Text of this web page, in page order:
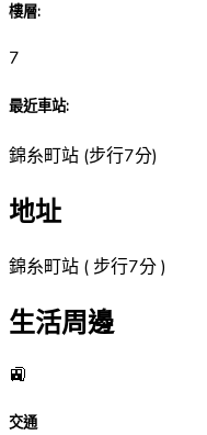
樓層:
7
最近車站:
錦糸町站 (步行7分)
地址
錦糸町站 ( 步行7分 )
生活周邊
🚉
交通